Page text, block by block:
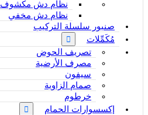
نظام دش مكشوف
نظام دش مخفي
صنبور سلسلة التركيب
مُكَمِّلات
تصريف الحوض
مصرف الأرضية
سيفون
صمام الزاوية
خرطوم
إكسسوارات الحمام